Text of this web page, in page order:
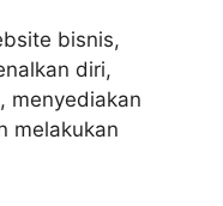
bisnis,
diri,
menyediakan
melakukan